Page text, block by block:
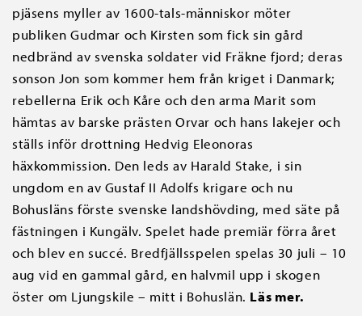
pjäsens myller av 1600-tals-människor möter
publiken Gudmar och Kirsten som fick sin gård
nedbränd av svenska soldater vid Fräkne fjord; deras
sonson Jon som kommer hem från kriget i Danmark;
rebellerna Erik och Kåre och den arma Marit som
hämtas av barske prästen Orvar och hans lakejer och
ställs inför drottning Hedvig Eleonoras
häxkommission. Den leds av Harald Stake, i sin
ungdom en av Gustaf II Adolfs krigare och nu
Bohusläns förste svenske landshövding, med säte på
fästningen i Kungälv. Spelet hade premiär förra året
och blev en succé. Bredfjällsspelen spelas 30 juli – 10
aug vid en gammal gård, en halvmil upp i skogen
öster om Ljungskile – mitt i Bohuslän. Läs mer.